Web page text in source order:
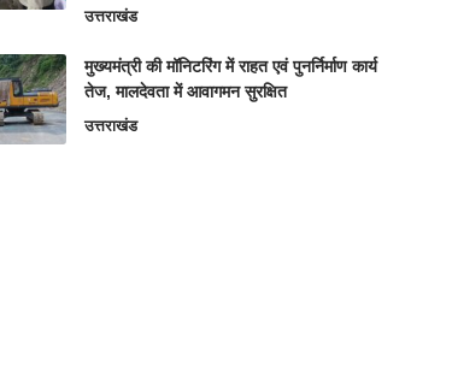
उत्तराखंड
मुख्यमंत्री की मॉनिटरिंग में राहत एवं पुनर्निर्माण कार्य
तेज, मालदेवता में आवागमन सुरक्षित
उत्तराखंड